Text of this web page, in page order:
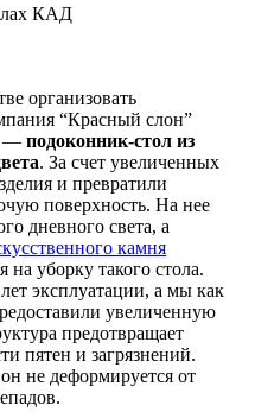
КАД
организовать
“Красный слон”
— подоконник-стол из
. За счет увеличенных
и превратили
поверхность. На нее
дневного света, а
камня
уборку такого стола.
эксплуатации, а мы как
увеличенную
предотвращает
пятен и загрязнений.
не деформируется от